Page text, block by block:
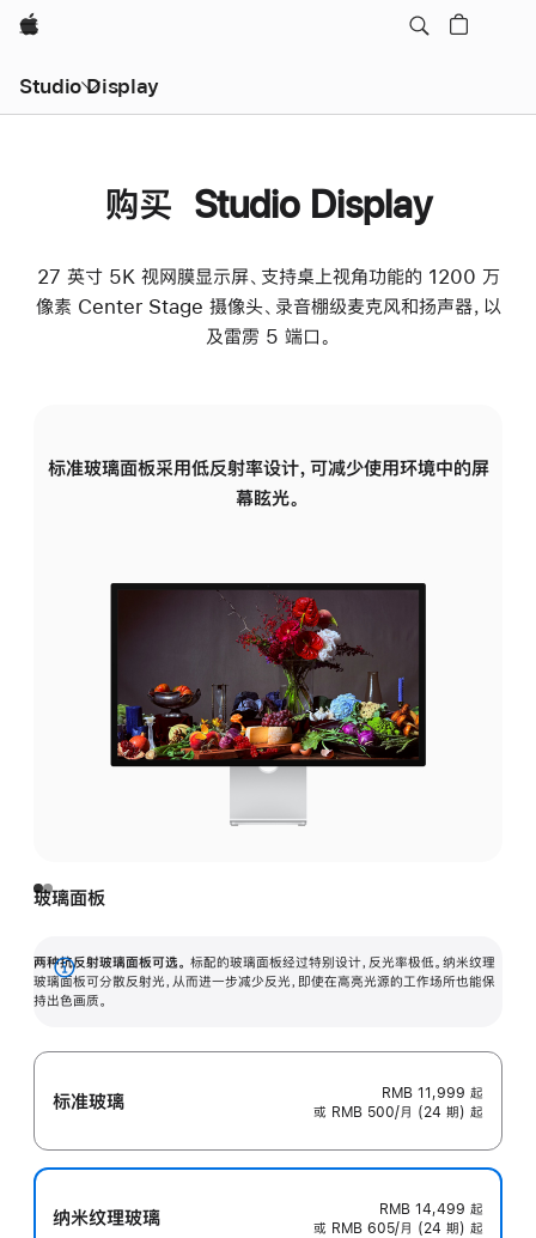
Apple
Studio Display
购买 Studio Display
27 英寸 5K 视网膜显示屏、支持桌上视角功能的 1200 万
像素 Center Stage 摄像头、录音棚级麦克风和扬声器，以
及雷雳 5 端口。
标准玻璃面板采用低反射率设计，可减少使用环境中的屏
幕眩光。
玻璃面板
两种抗反射玻璃面板可选。 标配的玻璃面板经过特别设计，反光率极低。纳米纹理
玻璃面板可分散反射光，从而进一步减少反光，即使在高亮光源的工作场所也能保
持出色画质。
展
开
标准玻璃 RMB 11,999 起
或 RMB 500/月 (24 期) 起
纳米纹理玻璃 RMB 14,499 起
或 RMB 605/月 (24 期) 起